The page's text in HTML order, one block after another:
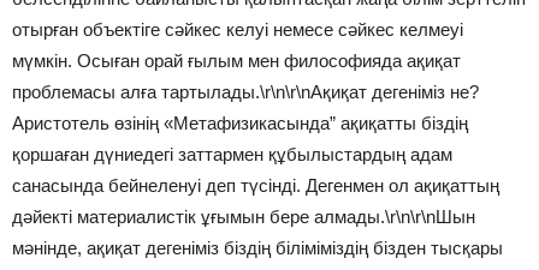
отырған объектіге сәйкес келуі немесе сәйкес келмеуі
мүмкін. Осыған орай ғылым мен философияда ақиқат
проблемасы алға тартылады.\r\n\r\nАқиқат дегеніміз не?
Аристотель өзінің «Метафизикасында” ақиқатты біздің
қоршаған дүниедегі заттармен құбылыстардың адам
санасында бейнеленуі деп түсінді. Дегенмен ол ақиқаттың
дәйекті материалистік ұғымын бере алмады.\r\n\r\nШын
мәнінде, ақиқат дегеніміз біздің біліміміздің бізден тысқары